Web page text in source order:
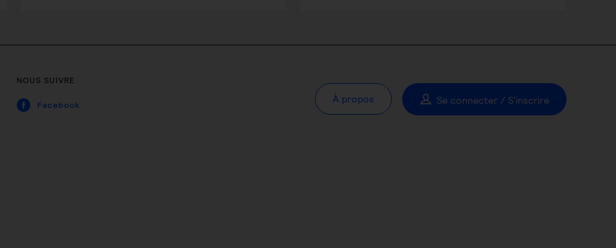
NOUS SUIVRE
Facebook À propos Se connecter / S'inscrire